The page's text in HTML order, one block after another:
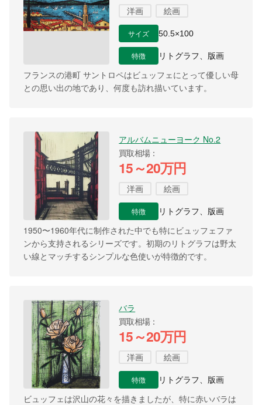
洋画 絵画
サイズ 50.5×100
特徴 リトグラフ、版画
フランスの港町 サントロペはビュッフェにとって優しい母
との思い出の地であり、何度も訪れ描いています。
アルバムニューヨーク No.2
買取相場
15～20万円
洋画 絵画
特徴 リトグラフ、版画
1950〜1960年代に制作された中でも特にビュッフェファ
ンから支持されるシリーズです。初期のリトグラフは野太
い線とマッチするシンプルな色使いが特徴的です。
バラ
買取相場
15～20万円
洋画 絵画
特徴 リトグラフ、版画
ビュッフェは沢山の花々を描きましたが、特に赤いバラは